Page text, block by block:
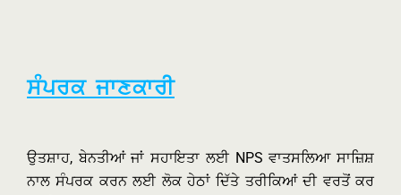
ਸੰਪਰਕ ਜਾਣਕਾਰੀ
ਉਤਸ਼ਾਹ, ਬੇਨਤੀਆਂ ਜਾਂ ਸਹਾਇਤਾ ਲਈ NPS ਵਾਤਸਲਿਆ ਸਾਜ਼ਿਸ਼
ਨਾਲ ਸੰਪਰਕ ਕਰਨ ਲਈ ਲੋਕ ਹੇਠਾਂ ਦਿੱਤੇ ਤਰੀਕਿਆਂ ਦੀ ਵਰਤੋਂ ਕਰ